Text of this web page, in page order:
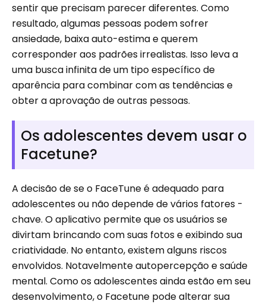
sentir que precisam parecer diferentes. Como
resultado, algumas pessoas podem sofrer
ansiedade, baixa auto-estima e querem
corresponder aos padrões irrealistas. Isso leva a
uma busca infinita de um tipo específico de
aparência para combinar com as tendências e
obter a aprovação de outras pessoas.
Os adolescentes devem usar o
Facetune?
A decisão de se o FaceTune é adequado para
adolescentes ou não depende de vários fatores -
chave. O aplicativo permite que os usuários se
divirtam brincando com suas fotos e exibindo sua
criatividade. No entanto, existem alguns riscos
envolvidos. Notavelmente autopercepção e saúde
mental. Como os adolescentes ainda estão em seu
desenvolvimento, o Facetune pode alterar sua